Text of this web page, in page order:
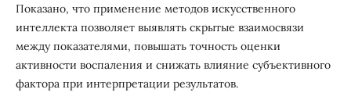
Показано, что применение методов искусственного
интеллекта позволяет выявлять скрытые взаимосвязи
между показателями, повышать точность оценки
активности воспаления и снижать влияние субъективного
фактора при интерпретации результатов.